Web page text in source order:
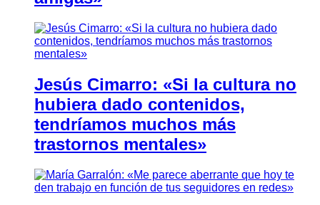
Jesús Cimarro: «Si la cultura no
hubiera dado contenidos,
tendríamos muchos más
trastornos mentales»